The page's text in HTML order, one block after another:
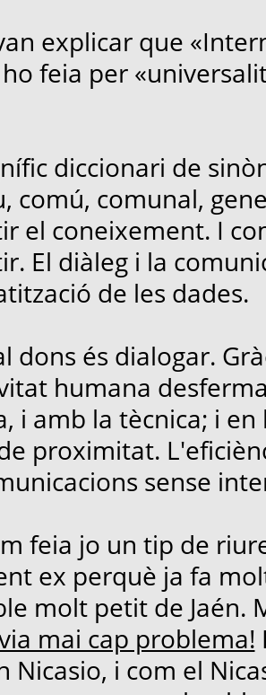
explicar que
feia per
diccionari de
comú, comunal,
el coneixement. I
El diàleg i la
de les dades.
dons és dialogar.
humana
i amb la tècnica; i
proximitat.
sense
feia jo un tip de
ex perquè ja fa
molt petit de Jaén.
mai cap problema!
Nicasio, i com el